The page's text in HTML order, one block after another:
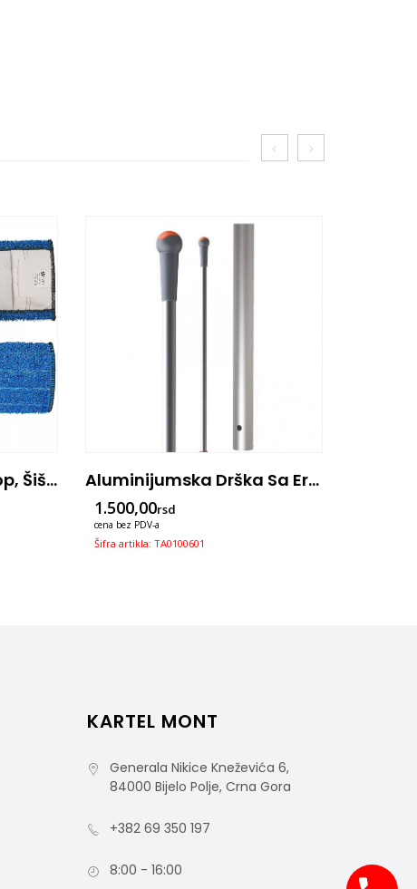
PLANO Navlaka Za Mop, Šišani Mikrofiber 40cm Aluminijumska Drška Sa Ergonomskim Rukohvatom 145cm, Narandžasta
1.500,00rsd
cena bez PDV-a
Šifra artikla: TA0100601
KARTEL MONT
Generala Nikice Kneževića 6,
84000 Bijelo Polje, Crna Gora
+382 69 350 197
8:00 - 16:00